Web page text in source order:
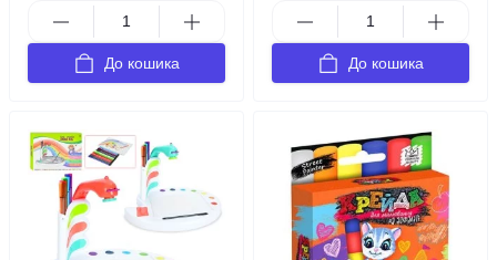
До кошика До кошика